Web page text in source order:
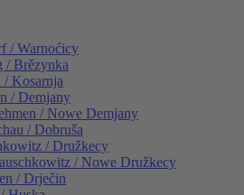
/ Warnoćicy
/ Brězynka
/ Kosarnja
/ Demjany
/ Nowe Demjany
/ Dobruša
/ Družkecy
/ Nowe Družkecy
/ Drječin